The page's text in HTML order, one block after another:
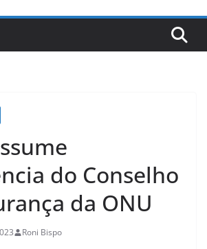
do Conselho
da ONU
Roni Bispo